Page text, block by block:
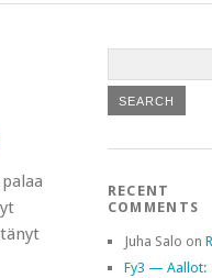
RECENT
COMMENTS
Juha Salo on
Fy3 — Aallot: